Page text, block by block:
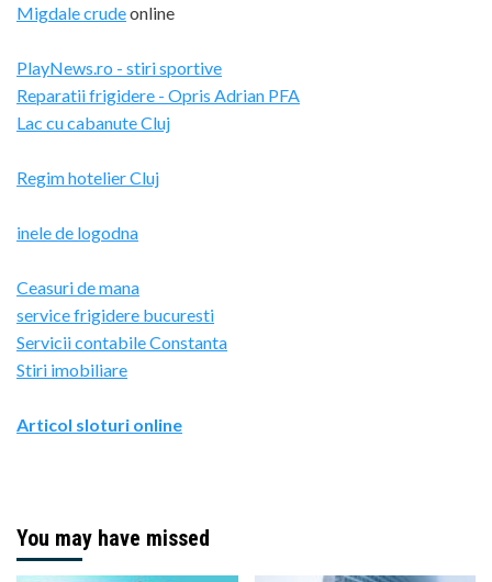
Migdale crudeonline
PlayNews.ro - stiri sportive
Reparatii frigidere - Opris Adrian PFA
Lac cu cabanute Cluj
Regim hotelier Cluj
inele de logodna
Ceasuri de mana
service frigidere bucuresti
Servicii contabile Constanta
Stiri imobiliare
Articol sloturi online
You may have missed